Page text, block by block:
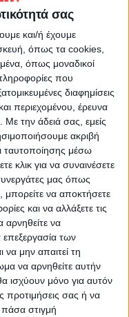
σας
και/ή έχουμε
όπως τα cookies,
όπως μοναδικοί
που
διαφημίσεις
περιεχομένου, έρευνα
Με την άδειά σας, εμείς
ακριβή
ταυτοποίησης μέσω
κλικ για να συναινέσετε
μας όπως
να αποκτήσετε
και να αλλάξετε τις
αρνηθείτε να
των
μην απαιτεί τη
να αρνηθείτε αυτήν
ισχύουν μόνο για αυτόν
προτιμήσεις σας ή να
στιγμή
ΝΕΟΣ
News!
περιοχή της
της Θεσσαλίας
ΕΠΟΜΕΝΟ ΑΡΘΡΟ
Συντήρηση σταθμών
ποδηλάτων από
τον Δήμο Καρδίτσας